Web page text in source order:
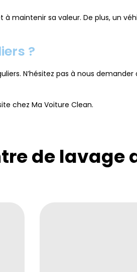
maintenir sa valeur. De plus, un
?
N’hésitez pas à nous demander
chez Ma Voiture Clean.
de lavage